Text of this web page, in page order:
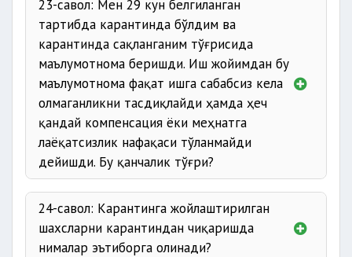
23-савол: Мен 29 кун белгиланган
тартибда карантинда бўлдим ва
карантинда сақланганим тўғрисида
маълумотнома беришди. Иш жойимдан бу
маълумотнома фақат ишга сабабсиз кела
олмаганликни тасдиқлайди ҳамда ҳеч
қандай компенсация ёки меҳнатга
лаёқатсизлик нафақаси тўланмайди
дейишди. Бу қанчалик тўғри?
24-савол: Карантинга жойлаштирилган
шахсларни карантиндан чиқаришда
нималар эътиборга олинади?